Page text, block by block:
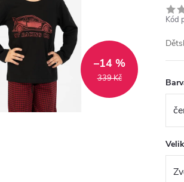
339 Kč
–14 %
Kód